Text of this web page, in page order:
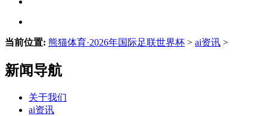
当前位置: 熊猫体育·2026年国际足联世界杯 > ai资讯 >
新闻导航
关于我们
ai资讯